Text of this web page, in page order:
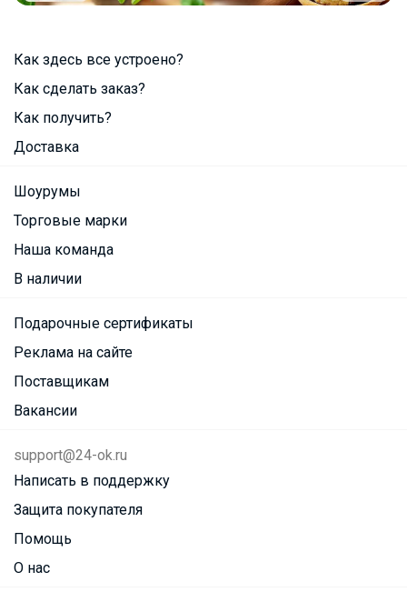
Как здесь все устроено?
Как сделать заказ?
Как получить?
Доставка
Шоурумы
Торговые марки
Наша команда
В наличии
Подарочные сертификаты
Реклама на сайте
Поставщикам
Вакансии
support@24-ok.ru
Написать в поддержку
Защита покупателя
Помощь
О нас